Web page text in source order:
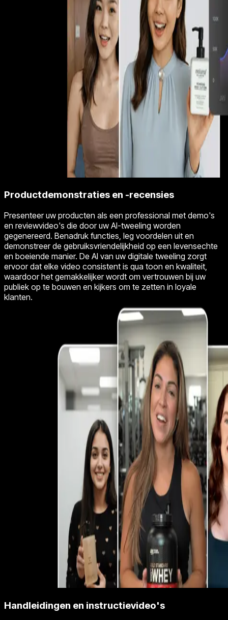
Productdemonstraties en -recensies
Presenteer uw producten als een professional met demo's
en reviewvideo's die door uw AI-tweeling worden
gegenereerd. Benadruk functies, leg voordelen uit en
demonstreer de gebruiksvriendelijkheid op een levensechte
en boeiende manier. De AI van uw digitale tweeling zorgt
ervoor dat elke video consistent is qua toon en kwaliteit,
waardoor het gemakkelijker wordt om vertrouwen bij uw
publiek op te bouwen en kijkers om te zetten in loyale
klanten.
Handleidingen en instructievideo's